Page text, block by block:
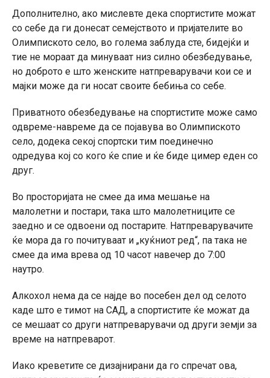
Дополнително, ако мислевте дека спортистите можат
со себе да ги донесат семејството и пријателите во
Олимпиското село, во голема заблуда сте, бидејќи и
тие не мораат да минуваат низ силно обезбедување,
но доброто е што женските натпреварувачи кои се и
мајки може да ги носат своите бебиња со себе.
Приватното обезбедување на спортистите може само
одвреме-навреме да се појавува во Олимпиското
село, додека секој спортски тим поединечно
одредува кој со кого ќе спие и ќе биде цимер еден со
друг.
Во просторијата не смее да има мешање на
малолетни и постари, така што малолетниците се
заедно и се одвоени од постарите. Натпреварувачите
ќе мора да го почитуваат и „куќниот ред“, па така не
смее да има врева од 10 часот навечер до 7:00
наутро.
Алкохол нема да се најде во посебен дел од селото
каде што е тимот на САД, а спортистите ќе можат да
се мешаат со други натпреварувачи од други земји за
време на натпреварот.
Иако креветите се дизајнирани да го спречат ова,